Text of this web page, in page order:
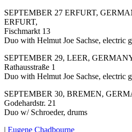
SEPTEMBER 27 ERFURT,
ERFURT,
Fischmarkt 13
Duo with Helmut Joe Sachse, electric
SEPTEMBER 29, LEER,
Rathausstraße 1
Duo with Helmut Joe Sachse, electric
SEPTEMBER 30, BREMEN,
Godehardstr. 21
Duo w/ Schroeder, drums
| Eugene Chadbourne